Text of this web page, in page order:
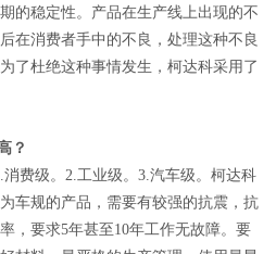
的稳定性。产品在生产线上出现的不
在消费者手中的不良，处理这种不良
了杜绝这种事情发生，柯达科采用了
？
费级。2.工业级。3.汽车级。柯达科
车规的产品，需要有较强的抗震，抗
，要求5年甚至10年工作无故障。要